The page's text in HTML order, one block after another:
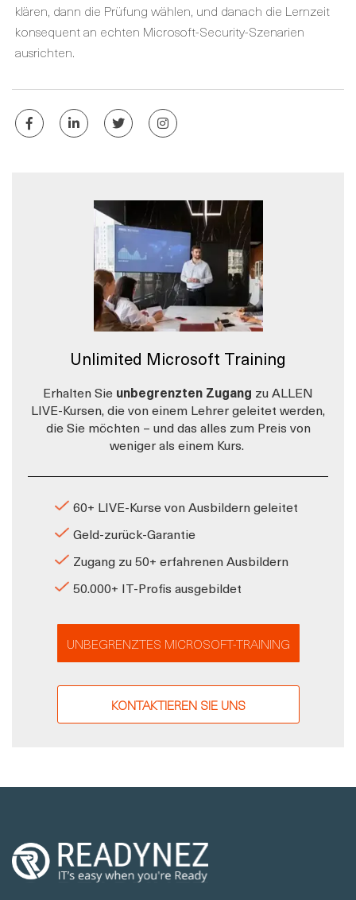
klären, dann die Prüfung wählen, und danach die Lernzeit
konsequent an echten Microsoft-Security-Szenarien
ausrichten.
Unlimited Microsoft Training
Erhalten Sie unbegrenzten Zugang zu ALLEN
LIVE-Kursen, die von einem Lehrer geleitet werden,
die Sie möchten – und das alles zum Preis von
weniger als einem Kurs.
60+ LIVE-Kurse von Ausbildern geleitet
Geld-zurück-Garantie
Zugang zu 50+ erfahrenen Ausbildern
50.000+ IT-Profis ausgebildet
UNBEGRENZTES MICROSOFT-TRAINING
KONTAKTIEREN SIE UNS